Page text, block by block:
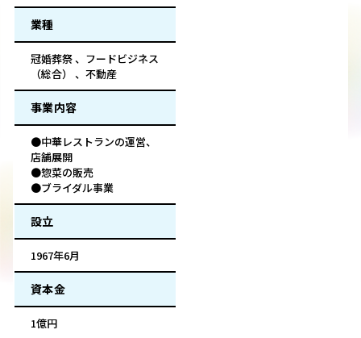
業種
冠婚葬祭 、フードビジネス
（総合） 、不動産
事業内容
●中華レストランの運営、
店舗展開
●惣菜の販売
●ブライダル事業
設立
1967年6月
資本金
1億円